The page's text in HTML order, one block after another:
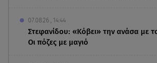
07.08.26 , 14:44
Στεφανίδου: «Κόβει» την ανάσα με
Οι πόζες με μαγιό